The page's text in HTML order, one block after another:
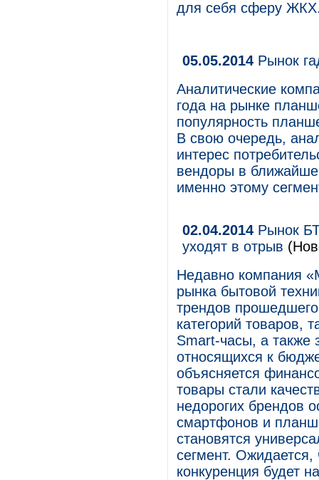
для себя сферу
05.05.2014 Рынок
Аналитические
года на рынке
популярность
В свою очередь,
интерес
вендоры в
именно этому
02.04.2014 Рынок
уходят в отрыв
Недавно компания
рынка бытовой
трендов
категорий товаров,
Smart-часы, а также
относящихся к
объясняется
товары стали
недорогих брендов
смартфонов и
становятся
сегмент. Ожидается,
конкуренция будет